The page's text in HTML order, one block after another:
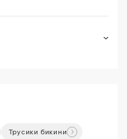
Трусики бикини